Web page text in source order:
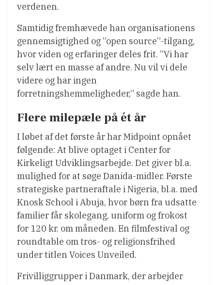
verdenen.
Samtidig fremhævede han organisationens
gennemsigtighed og ”open source”-tilgang,
hvor viden og erfaringer deles frit. ”Vi har
selv lært en masse af andre. Nu vil vi dele
videre og har ingen
forretningshemmeligheder,” sagde han.
Flere milepæle på ét år
I løbet af det første år har Midpoint opnået
følgende: At blive optaget i Center for
Kirkeligt Udviklingsarbejde. Det giver bl.a.
mulighed for at søge Danida-midler. Første
strategiske partneraftale i Nigeria, bl.a. med
Knosk School i Abuja, hvor børn fra udsatte
familier får skolegang, uniform og frokost
for 120 kr. om måneden. En filmfestival og
roundtable om tros- og religionsfrihed
under titlen Voices Unveiled.
Frivilliggrupper i Danmark, der arbejder